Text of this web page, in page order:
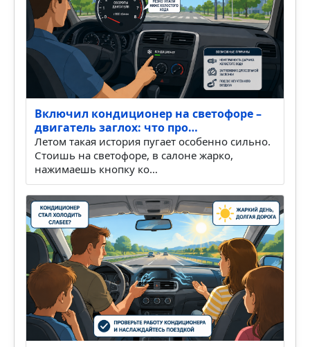
Включил кондиционер на светофоре –
двигатель заглох: что про…
Летом такая история пугает особенно сильно.
Стоишь на светофоре, в салоне жарко,
нажимаешь кнопку ко…